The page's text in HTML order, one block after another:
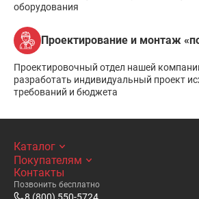
оборудования
Проектирование и монтаж
Проектировочный отдел нашей
разработать индивидуальный проект
требований и бюджета
Каталог
Покупателям
Контакты
Позвонить бесплатно
8 (800) 550-5724